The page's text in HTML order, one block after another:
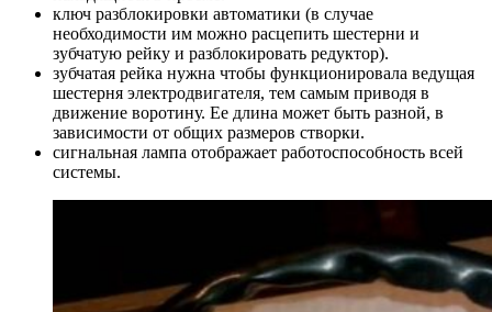
ключ разблокировки автоматики (в случае
необходимости им можно расцепить шестерни и
зубчатую рейку и разблокировать редуктор).
зубчатая рейка нужна чтобы функционировала ведущая
шестерня электродвигателя, тем самым приводя в
движение воротину. Ее длина может быть разной, в
зависимости от общих размеров створки.
сигнальная лампа отображает работоспособность всей
системы.